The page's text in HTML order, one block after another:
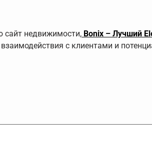
сайт недвижимости, Bonix – Лучший
с клиентами и